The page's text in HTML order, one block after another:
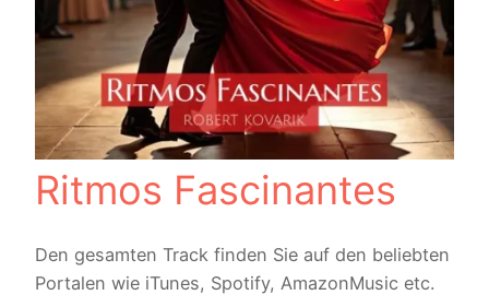
Ritmos Fascinantes
Den gesamten Track finden Sie auf den beliebten
Portalen wie iTunes, Spotify, AmazonMusic etc.